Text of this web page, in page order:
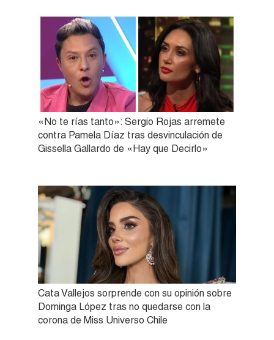
«No te rías tanto»: Sergio Rojas arremete
contra Pamela Díaz tras desvinculación de
Gissella Gallardo de «Hay que Decirlo»
Cata Vallejos sorprende con su opinión sobre
Dominga López tras no quedarse con la
corona de Miss Universo Chile